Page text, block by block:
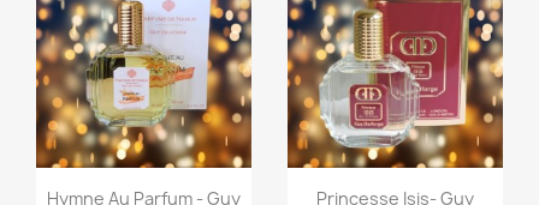
Aperçu rapide
Hymne Au Parfum - Guy
Aperçu rapide
Princesse Isis- Guy